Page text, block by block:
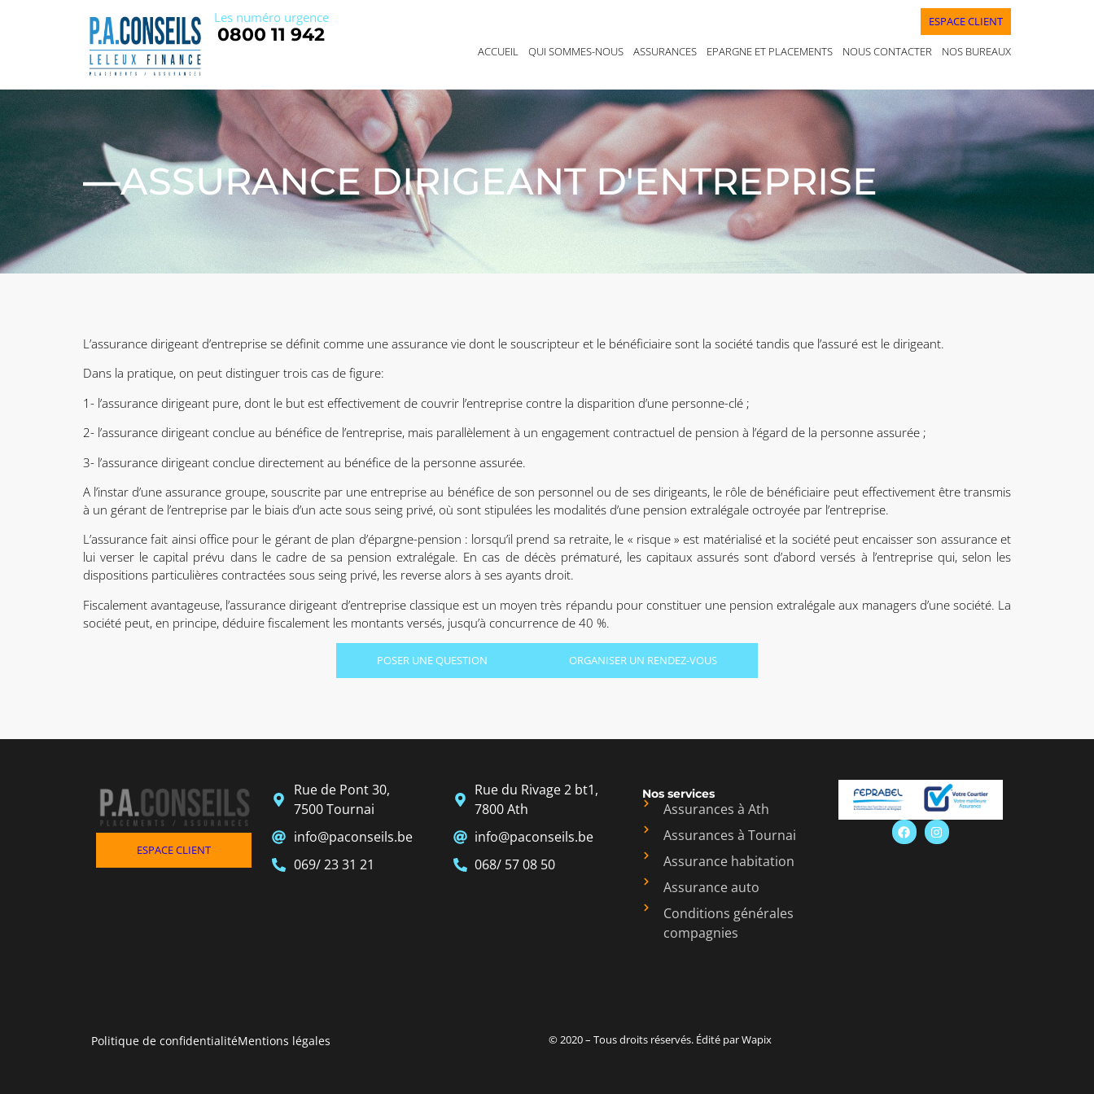
Les numéro urgence
0800 11 942
ESPACE CLIENT
ACCUEIL QUI SOMMES-NOUS ASSURANCES EPARGNE ET PLACEMENTS NOUS CONTACTER NOS BUREAUX
—ASSURANCE DIRIGEANT D'ENTREPRISE
L’assurance dirigeant d’entreprise se définit comme une assurance vie dont le souscripteur et le bénéficiaire sont la société tandis que l’assuré est le dirigeant.
Dans la pratique, on peut distinguer trois cas de figure:
1- l’assurance dirigeant pure, dont le but est effectivement de couvrir l’entreprise contre la disparition d’une personne-clé ;
2- l’assurance dirigeant conclue au bénéfice de l’entreprise, mais parallèlement à un engagement contractuel de pension à l’égard de la personne assurée ;
3- l’assurance dirigeant conclue directement au bénéfice de la personne assurée.
A l’instar d’une assurance groupe, souscrite par une entreprise au bénéfice de son personnel ou de ses dirigeants, le rôle de bénéficiaire peut effectivement être transmis
à un gérant de l’entreprise par le biais d’un acte sous seing privé, où sont stipulées les modalités d’une pension extralégale octroyée par l’entreprise.
L’assurance fait ainsi office pour le gérant de plan d’épargne-pension : lorsqu’il prend sa retraite, le « risque » est matérialisé et la société peut encaisser son assurance et
lui verser le capital prévu dans le cadre de sa pension extralégale. En cas de décès prématuré, les capitaux assurés sont d’abord versés à l’entreprise qui, selon les
dispositions particulières contractées sous seing privé, les reverse alors à ses ayants droit.
Fiscalement avantageuse, l’assurance dirigeant d’entreprise classique est un moyen très répandu pour constituer une pension extralégale aux managers d’une société. La
société peut, en principe, déduire fiscalement les montants versés, jusqu’à concurrence de 40 %.
POSER UNE QUESTION ORGANISER UN RENDEZ-VOUS
ESPACE CLIENT
Rue de Pont 30,
7500 Tournai
info@paconseils.be
069/ 23 31 21
Rue du Rivage 2 bt1,
7800 Ath
info@paconseils.be
068/ 57 08 50
Nos services
Assurances à Ath
Assurances à Tournai
Assurance habitation
Assurance auto
Conditions générales
compagnies
Politique de confidentialitéMentions légales © 2020 – Tous droits réservés. Édité parWapix